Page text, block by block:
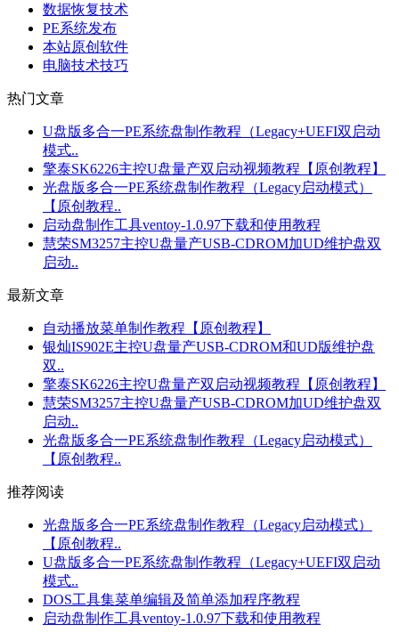
数据恢复技术
PE系统发布
本站原创软件
电脑技术技巧
热门文章
U盘版多合一PE系统盘制作教程（Legacy+UEFI双启动
模式..
擎泰SK6226主控U盘量产双启动视频教程【原创教程】
光盘版多合一PE系统盘制作教程（Legacy启动模式）
【原创教程..
启动盘制作工具ventoy-1.0.97下载和使用教程
慧荣SM3257主控U盘量产USB-CDROM加UD维护盘双
启动..
最新文章
自动播放菜单制作教程【原创教程】
银灿IS902E主控U盘量产USB-CDROM和UD版维护盘
双..
擎泰SK6226主控U盘量产双启动视频教程【原创教程】
慧荣SM3257主控U盘量产USB-CDROM加UD维护盘双
启动..
光盘版多合一PE系统盘制作教程（Legacy启动模式）
【原创教程..
推荐阅读
光盘版多合一PE系统盘制作教程（Legacy启动模式）
【原创教程..
U盘版多合一PE系统盘制作教程（Legacy+UEFI双启动
模式..
DOS工具集菜单编辑及简单添加程序教程
启动盘制作工具ventoy-1.0.97下载和使用教程